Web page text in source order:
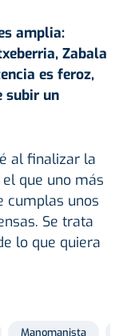
amplia:
Zabala
es feroz,
subir un
al finalizar la
que uno más
cumplas unos
Se trata
lo que quiera
Manomanista